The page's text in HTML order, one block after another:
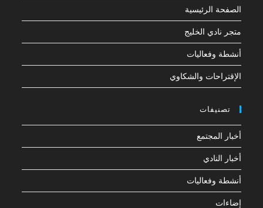
الصفحة الرئيسية
متجر نادي الخليج
أنشطة وفعاليات
الإقتراحات والشكاوي
تصنيفات
أخبار المجتمع
أخبار النادي
أنشطة وفعاليات
إضاءات